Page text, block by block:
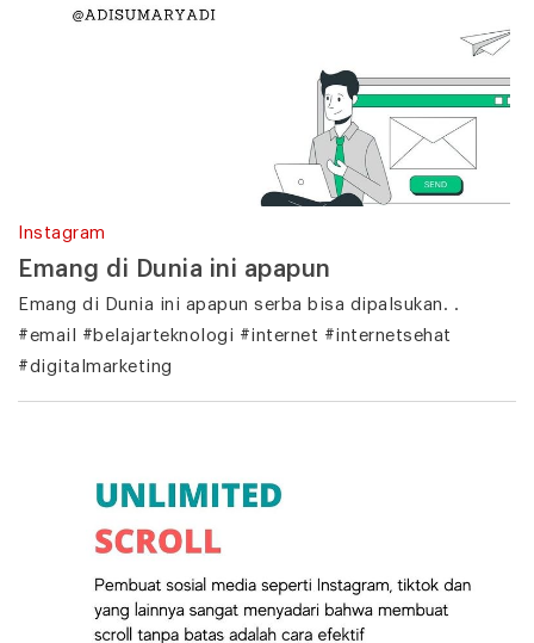
Instagram
Emang di Dunia ini apapun
Emang di Dunia ini apapun serba bisa dipalsukan. .
#email #belajarteknologi #internet #internetsehat
#digitalmarketing